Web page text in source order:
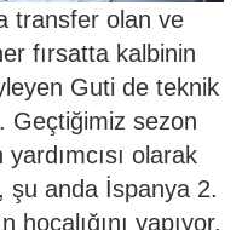
transfer olan ve
fırsatta kalbinin
Guti de teknik
Geçtiğimiz sezon
olarak
şu anda İspanya 2.
hocalığını yapıyor.